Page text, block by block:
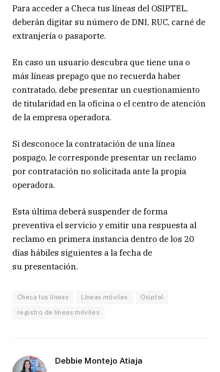
Para acceder a Checa tus líneas del OSIPTEL,
deberán digitar su número de DNI, RUC, carné de
extranjería o pasaporte.
En caso un usuario descubra que tiene una o
más líneas prepago que no recuerda haber
contratado, debe presentar un cuestionamiento
de titularidad en la oficina o el centro de atención
de la empresa operadora.
Si desconoce la contratación de una línea
pospago, le corresponde presentar un reclamo
por contratación no solicitada ante la propia
operadora.
Esta última deberá suspender de forma
preventiva el servicio y emitir una respuesta al
reclamo en primera instancia dentro de los 20
días hábiles siguientes a la fecha de
su presentación.
Checa tus líneas Líneas móviles Osiptel
registro de líneas móviles
Debbie Montejo Atiaja